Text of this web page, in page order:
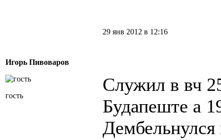
Игорь Пивоваров
гость
29 янв 2012 в 12:16
Служил в вч
Будапеште а